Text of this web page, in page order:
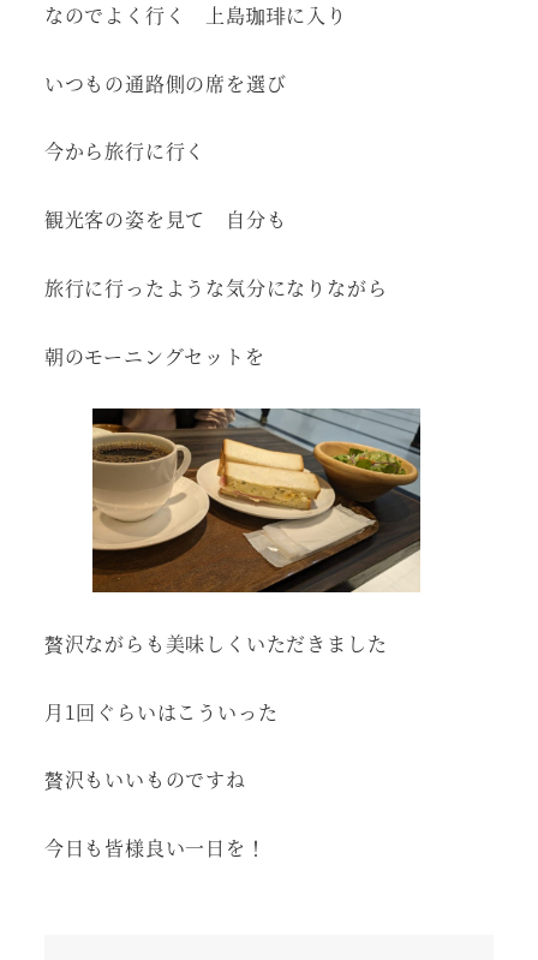
なのでよく行く 上島珈琲に入り
いつもの通路側の席を選び
今から旅行に行く
観光客の姿を見て 自分も
旅行に行ったような気分になりながら
朝のモーニングセットを
贅沢ながらも美味しくいただきました
月1回ぐらいはこういった
贅沢もいいものですね
今日も皆様良い一日を！